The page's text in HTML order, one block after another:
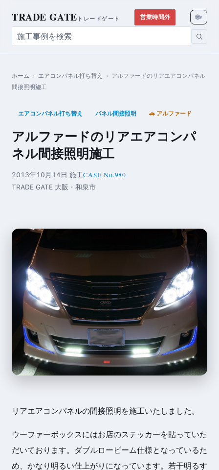
TRADE GATE トレードゲート 営業時間外 🌐▾
ホーム › エアコンパネル打ち替え › アルファードのリアエアコンパネル
間接照明施工
エアコンパネル打ち替え パネル間接照明 🚗 アルファード
アルファードのリアエアコンパ
ネル間接照明施工
2013年10月14日 施工CASE No.980
TRADE GATE 大阪・和泉市
リアエアコンパネルの間接照明を施工いたしました。
ウーファーボックスにはお店のステッカーを貼っていた
だいております。ダブルロービーム仕様となっているた
め、かなり明るい仕上がりになっています。若干明るす